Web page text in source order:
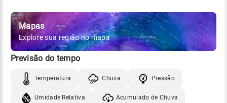
Mapas
Explore sua região no mapa
Previsão do tempo
Temperatura Chuva Pressão
Umidade Relativa Acumulado de Chuva